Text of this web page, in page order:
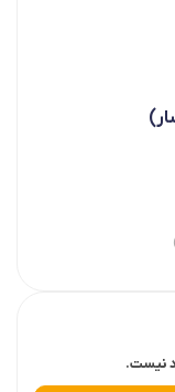
نیست.